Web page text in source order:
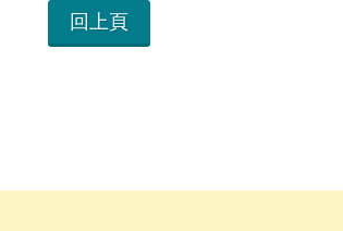
回上頁